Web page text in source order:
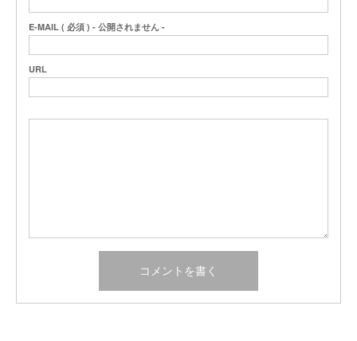
E-MAIL ( 必須 ) - 公開されません -
URL